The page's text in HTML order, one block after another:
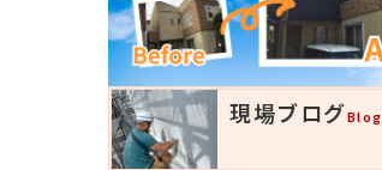
現場ブログBlog